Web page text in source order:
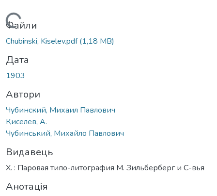
Вантажиться...
Файли
Chubinski, Kiselev.pdf(1,18 MB)
Дата
1903
Автори
Чубинский, Михаил Павлович
Киселев, А.
Чубинський, Михайло Павлович
Видавець
Х. : Паровая типо-литография М. Зильберберг и С-вья
Анотація